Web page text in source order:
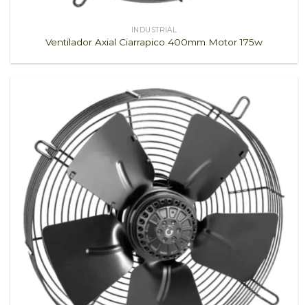
INDUSTRIAL
Ventilador Axial Ciarrapico 400mm Motor 175w